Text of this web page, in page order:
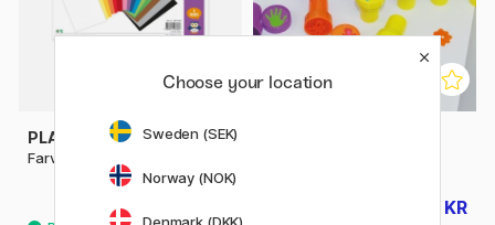
PLAYBOX
Farvet papir 195 st
77 KR
Choose your location
Sweden (SEK)
Norway (NOK)